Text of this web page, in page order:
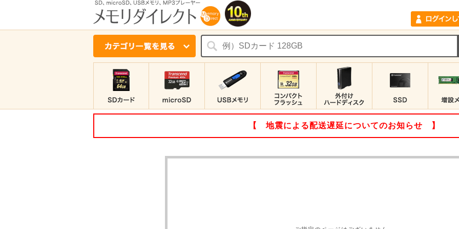
【 地震による配送遅延についてのお知らせ 】